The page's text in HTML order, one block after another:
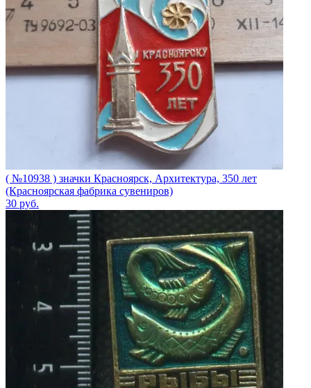
( №10938 ) значки Красноярск, Архитектура, 350 лет
(Красноярская фабрика сувениров)
30 руб.